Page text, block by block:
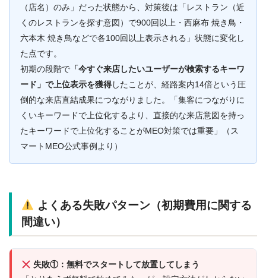
（店名）のみ」だった状態から、対策後は「レストラン（近
くのレストランを探す意図）で900回以上・西麻布 焼き鳥・
六本木 焼き鳥などで各100回以上表示される」状態に変化し
た点です。
初期の段階で 「今すぐ来店したいユーザーが検索するキーワ
ード」で上位表示を獲得したことが、経路案内14倍という圧
倒的な来店直結成果につながりました。「集客につながりに
くいキーワードで上位化するより、直接的な来店意図を持っ
たキーワードで上位化することがMEO対策では重要」（ス
マートMEO公式事例より）
よくある失敗パターン（初期費用に関する
間違い）
失敗①：無料でスタートして放置してしまう